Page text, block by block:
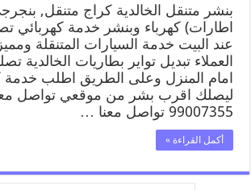
بنشر متنقل الخالدية كراج متنقل,
اطارات) كهرباء وبنشر خدمة كهربائي
عند البيت خدمة السيارات المتنقلة
العملاء تبديل تواير بطاريات الخالدية
امام المنزل وعلى الطريق اطلب خدمة
ليصلك اقرب بشر من موقعي تواصل
99007355 تواصل معنا …
أكمل القراءة »